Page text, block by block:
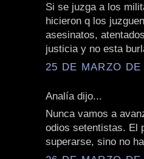
Si se juzga a los
hicieron q los
asesinatos,
justicia y no esta
25 DE MARZO
Analía dijo...
Nunca vamos a
odios setentistas. El
superarse, sino no